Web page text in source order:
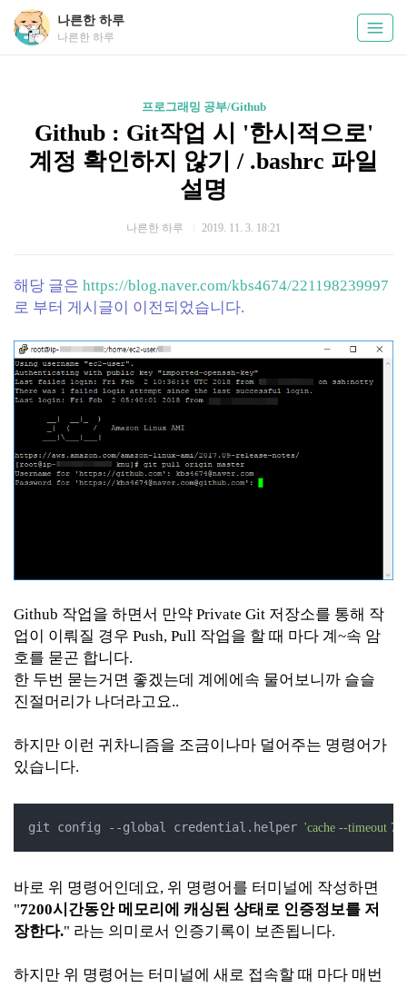
나른한 하루
나른한 하루
프로그래밍 공부/Github
Github : Git작업 시 '한시적으로'
계정 확인하지 않기 / .bashrc 파일
설명
나른한 하루 2019. 11. 3. 18:21
해당 글은 https://blog.naver.com/kbs4674/221198239997
로 부터 게시글이 이전되었습니다.
Github 작업을 하면서 만약 Private Git 저장소를 통해 작
업이 이뤄질 경우 Push, Pull 작업을 할 때 마다 계~속 암
호를 묻곤 합니다.
한 두번 묻는거면 좋겠는데 계에에속 물어보니까 슬슬
진절머리가 나더라고요..
하지만 이런 귀차니즘을 조금이나마 덜어주는 명령어가
있습니다.
git config --global credential.helper 'cache --timeout
바로 위 명령어인데요, 위 명령어를 터미널에 작성하면
"7200시간동안 메모리에 캐싱된 상태로 인증정보를 저
장한다." 라는 의미로서 인증기록이 보존됩니다.
하지만 위 명령어는 터미널에 새로 접속할 때 마다 매번